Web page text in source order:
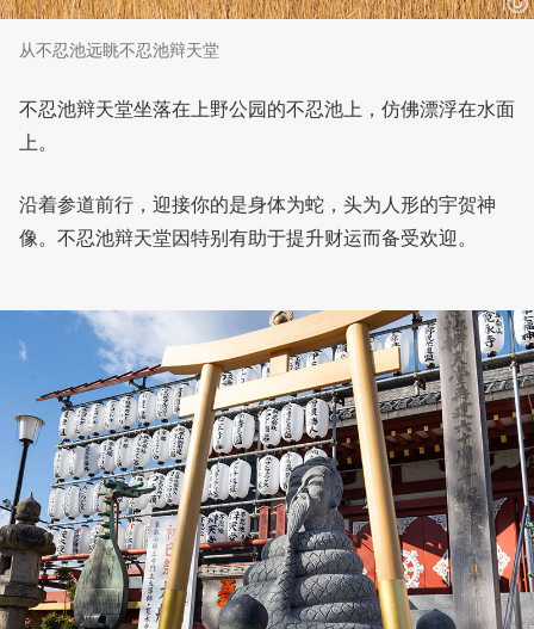
从不忍池远眺不忍池辩天堂
不忍池辩天堂坐落在上野公园的不忍池上，仿佛漂浮在水面
上。
沿着参道前行，迎接你的是身体为蛇，头为人形的宇贺神
像。不忍池辩天堂因特别有助于提升财运而备受欢迎。